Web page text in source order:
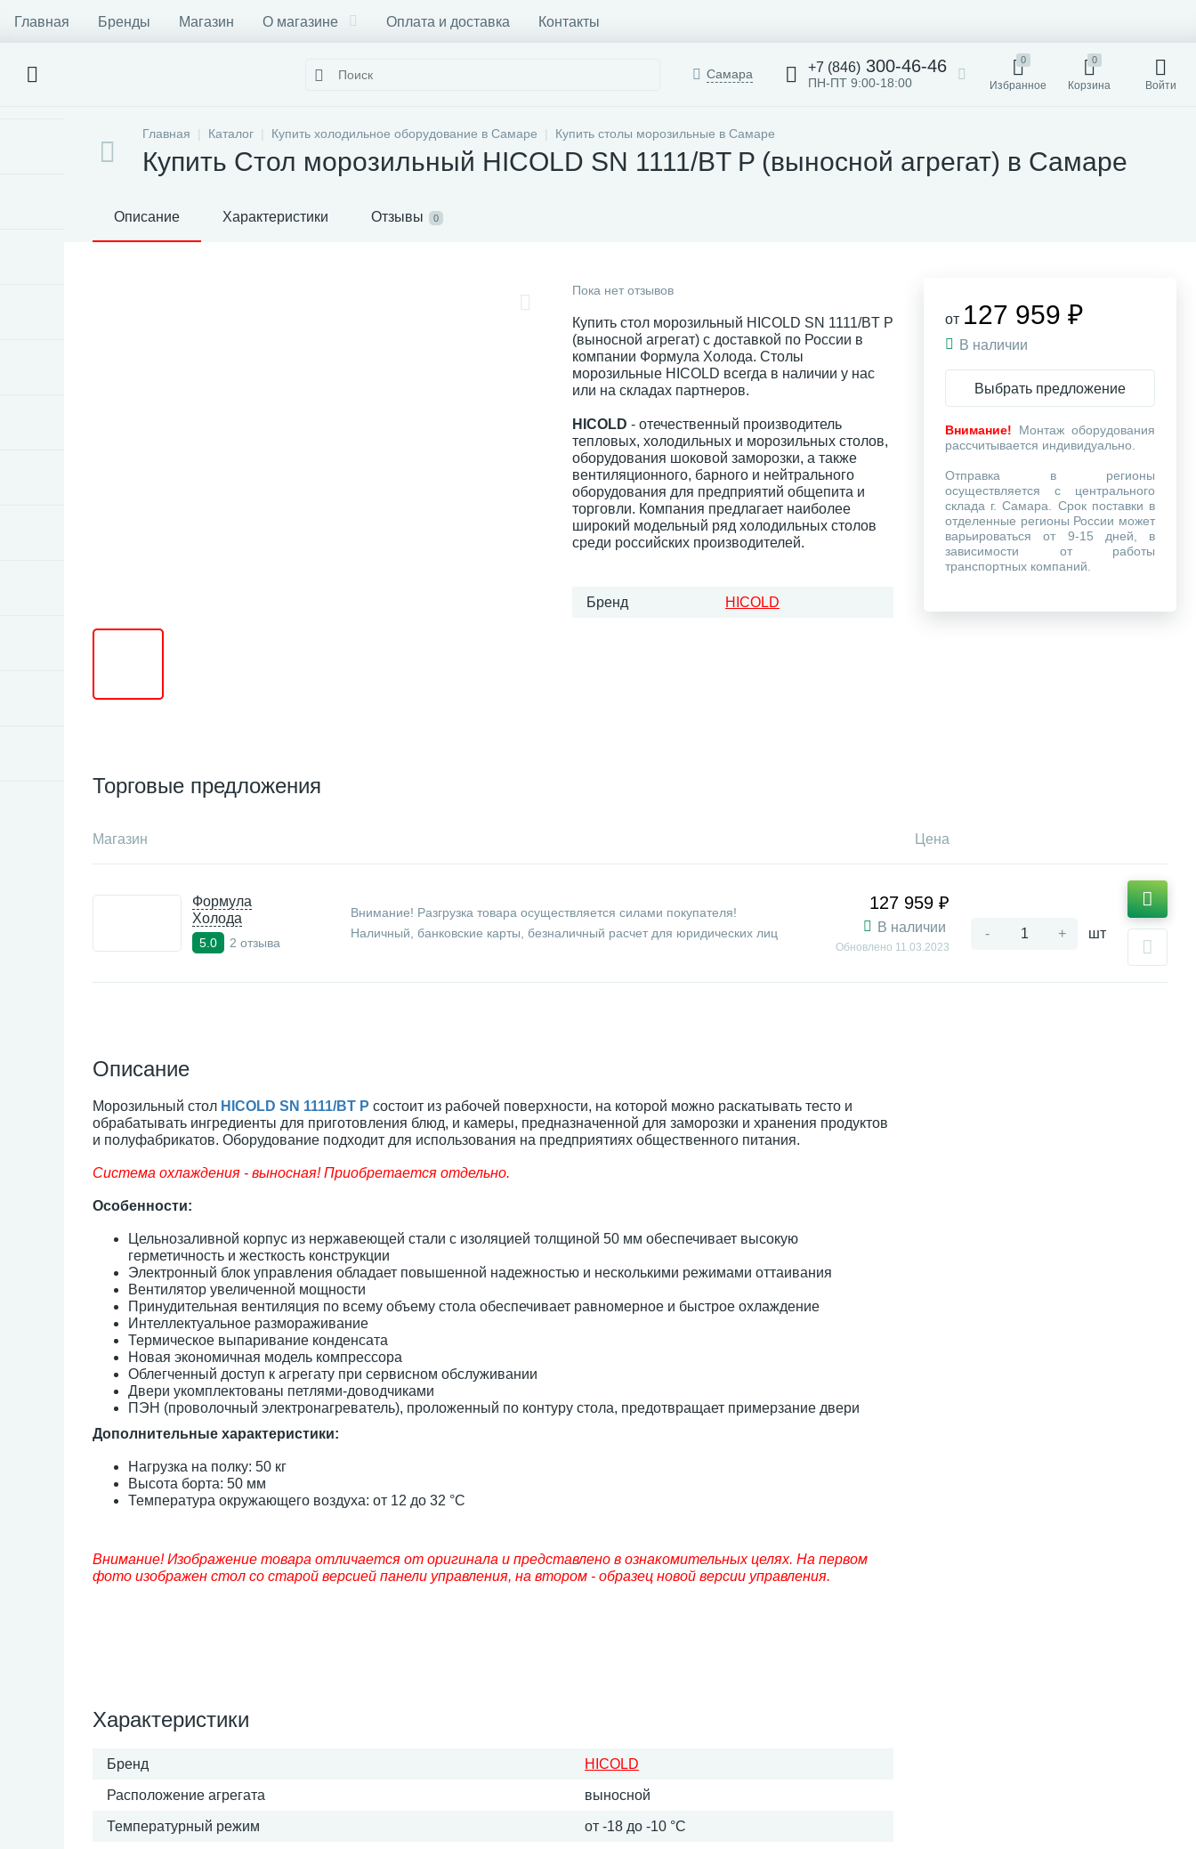
Главная Бренды Магазин О магазине Оплата и доставка Контакты
Самара +7 (846) 300-46-46
ПН-ПТ 9:00-18:00
0
Избранное
0
Корзина Войти
Главная Каталог Купить холодильное оборудование в Самаре Купить столы морозильные в Самаре
Купить Стол морозильный HICOLD SN 1111/BT P (выносной агрегат) в Самаре
Описание Характеристики Отзывы 0
Пока нет отзывов
Купить стол морозильный HICOLD SN 1111/BT P
(выносной агрегат) с доставкой по России в
компании Формула Холода. Столы
морозильные HICOLD всегда в наличии у нас
или на складах партнеров.
HICOLD - отечественный производитель
тепловых, холодильных и морозильных столов,
оборудования шоковой заморозки, а также
вентиляционного, барного и нейтрального
оборудования для предприятий общепита и
торговли. Компания предлагает наиболее
широкий модельный ряд холодильных столов
среди российских производителей.
Бренд HICOLD
Торговые предложения
Магазин Цена
Формула
Холода
5.0 2 отзыва
Внимание! Разгрузка товара осуществляется силами покупателя!
Наличный, банковские карты, безналичный расчет для юридических лиц
127 959 ₽
В наличии
Обновлено 11.03.2023
- + шт
Описание
Морозильный стол HICOLD SN 1111/BT P состоит из рабочей поверхности, на которой можно раскатывать тесто и
обрабатывать ингредиенты для приготовления блюд, и камеры, предназначенной для заморозки и хранения продуктов
и полуфабрикатов. Оборудование подходит для использования на предприятиях общественного питания.
Система охлаждения - выносная! Приобретается отдельно.
Особенности:
Цельнозаливной корпус из нержавеющей стали с изоляцией толщиной 50 мм обеспечивает высокую
герметичность и жесткость конструкции
Электронный блок управления обладает повышенной надежностью и несколькими режимами оттаивания
Вентилятор увеличенной мощности
Принудительная вентиляция по всему объему стола обеспечивает равномерное и быстрое охлаждение
Интеллектуальное размораживание
Термическое выпаривание конденсата
Новая экономичная модель компрессора
Облегченный доступ к агрегату при сервисном обслуживании
Двери укомплектованы петлями-доводчиками
ПЭН (проволочный электронагреватель), проложенный по контуру стола, предотвращает примерзание двери
Дополнительные характеристики:
Нагрузка на полку: 50 кг
Высота борта: 50 мм
Температура окружающего воздуха: от 12 до 32 °C
Внимание! Изображение товара отличается от оригинала и представлено в ознакомительных целях. На первом
фото изображен стол со старой версией панели управления, на втором - образец новой версии управления.
Характеристики
Бренд HICOLD
Расположение агрегата выносной
Температурный режим от -18 до -10 °С
от 127 959 ₽
В наличии
Выбрать предложение
Внимание! Монтаж оборудования
рассчитывается индивидуально.
Отправка в регионы
осуществляется с центрального
склада г. Самара. Срок поставки в
отделенные регионы России может
варьироваться от 9-15 дней, в
зависимости от работы
транспортных компаний.